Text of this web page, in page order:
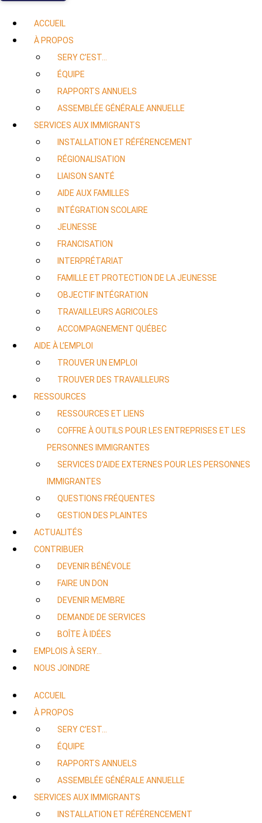
ACCUEIL
À PROPOS
SERY C’EST…
ÉQUIPE
RAPPORTS ANNUELS
ASSEMBLÉE GÉNÉRALE ANNUELLE
SERVICES AUX IMMIGRANTS
INSTALLATION ET RÉFÉRENCEMENT
RÉGIONALISATION
LIAISON SANTÉ
AIDE AUX FAMILLES
INTÉGRATION SCOLAIRE
JEUNESSE
FRANCISATION
INTERPRÉTARIAT
FAMILLE ET PROTECTION DE LA JEUNESSE
OBJECTIF INTÉGRATION
TRAVAILLEURS AGRICOLES
ACCOMPAGNEMENT QUÉBEC
AIDE À L’EMPLOI
TROUVER UN EMPLOI
TROUVER DES TRAVAILLEURS
RESSOURCES
RESSOURCES ET LIENS
COFFRE À OUTILS POUR LES ENTREPRISES ET LES
PERSONNES IMMIGRANTES
SERVICES D’AIDE EXTERNES POUR LES PERSONNES
IMMIGRANTES
QUESTIONS FRÉQUENTES
GESTION DES PLAINTES
ACTUALITÉS
CONTRIBUER
DEVENIR BÉNÉVOLE
FAIRE UN DON
DEVENIR MEMBRE
DEMANDE DE SERVICES
BOÎTE À IDÉES
EMPLOIS À SERY…
NOUS JOINDRE
ACCUEIL
À PROPOS
SERY C’EST…
ÉQUIPE
RAPPORTS ANNUELS
ASSEMBLÉE GÉNÉRALE ANNUELLE
SERVICES AUX IMMIGRANTS
INSTALLATION ET RÉFÉRENCEMENT